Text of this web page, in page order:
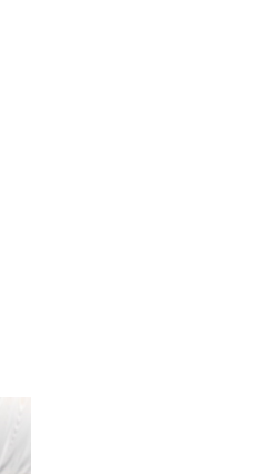
（需提前预约）
（需提前预约）
）
心（需提前预约）
）
务中心（需提前预约）
）